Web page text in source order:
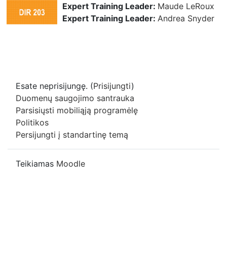
Expert Training Leader: Maude LeRoux
Expert Training Leader: Andrea Snyder
Esate neprisijungę. (Prisijungti)
Duomenų saugojimo santrauka
Parsisiųsti mobiliąją programėlę
Politikos
Persijungti į standartinę temą
Teikiamas Moodle